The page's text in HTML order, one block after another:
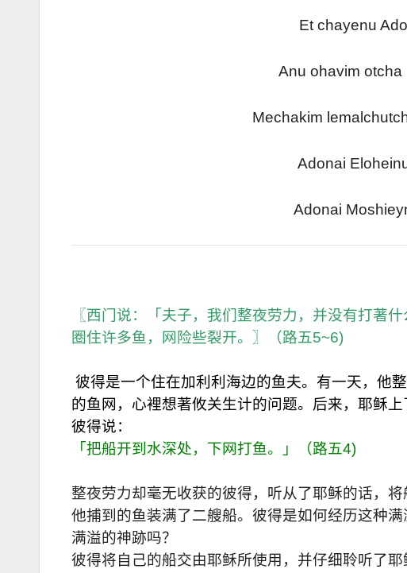
Et chayenu
Anu ohavim otcha
Mechakim
Adonai
Adonai
〖西门说：「夫子，我们整夜劳力，并没有打著
圈住许多鱼，网险些裂开。〗（路五5~6)
彼得是一个住在加利利海边的鱼夫。有一天，他
的鱼网，心裡想著攸关生计的问题。后来，耶稣
彼得说：
「把船开到水深处，下网打鱼。」（路五4)
整夜劳力却毫无收获的彼得，听从了耶稣的话，
他捕到的鱼装满了二艘船。彼得是如何经历这种
满溢的神跡吗？
彼得将自己的船交由耶稣所使用，并仔细聆听了